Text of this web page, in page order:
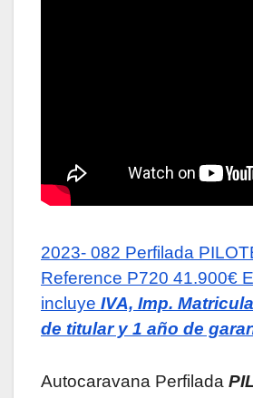
2023- 082 Perfilada
Reference P720 41.900€
incluye IVA, Imp.
de titular y 1 año de
Autocaravana Perfilada